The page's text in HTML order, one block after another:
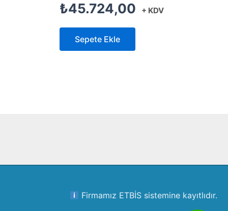
₺45.724,00 + KDV
Sepete Ekle
Firmamız ETBİS sistemine kayıtlıdır.